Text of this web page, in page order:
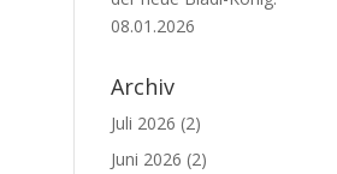
08.01.2026
Archiv
Juli 2026 (2)
Juni 2026 (2)